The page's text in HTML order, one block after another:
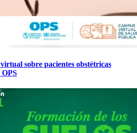
sobre pacientes obstétricas